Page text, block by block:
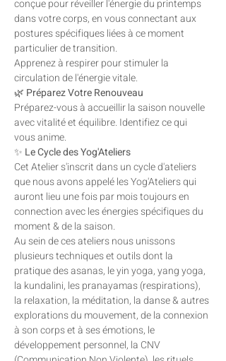
conçue pour réveiller l'énergie du printemps
dans votre corps, en vous connectant aux
postures spécifiques liées à ce moment
particulier de transition.
Apprenez à respirer pour stimuler la
circulation de l'énergie vitale.
🌿 Préparez Votre Renouveau
Préparez-vous à accueillir la saison nouvelle
avec vitalité et équilibre. Identifiez ce qui
vous anime.
✨ Le Cycle des Yog'Ateliers
Cet Atelier s'inscrit dans un cycle d'ateliers
que nous avons appelé les Yog'Ateliers qui
auront lieu une fois par mois toujours en
connection avec les énergies spécifiques du
moment & de la saison.
Au sein de ces ateliers nous unissons
plusieurs techniques et outils dont la
pratique des asanas, le yin yoga, yang yoga,
la kundalini, les pranayamas (respirations),
la relaxation, la méditation, la danse & autres
explorations du mouvement, de la connexion
à son corps et à ses émotions, le
développement personnel, la CNV